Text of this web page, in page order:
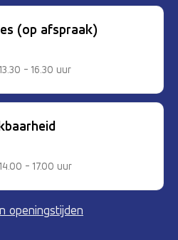
(op afspraak)
- 16.30 uur
- 17.00 uur
openingstijden